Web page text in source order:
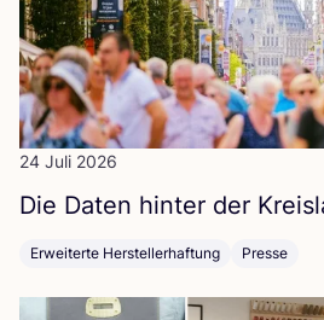
24 Juli 2026
Die Daten hin­ter der
Erweiterte Herstellerhaftung Presse